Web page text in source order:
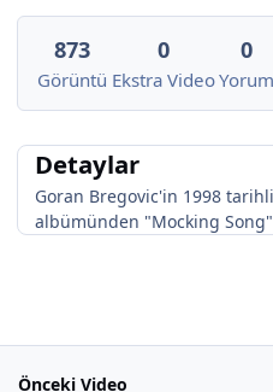
873
Görüntü
0
Ekstra Video
0
Yorum
Detaylar
Goran Bregovic'in 1998 tarihli
albümünden "Mocking
Önceki Video